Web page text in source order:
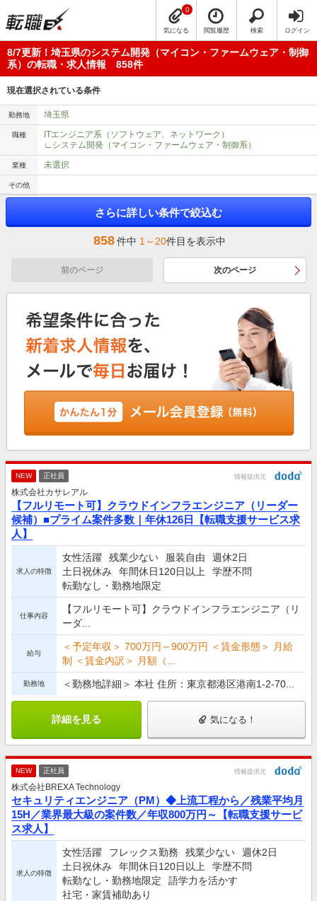
気になる
0
閲覧履歴 検索 ログイン
8/7更新！埼玉県のシステム開発（マイコン・ファームウェア・制御
系）の転職・求人情報 858件
現在選択されている条件
勤務地 埼玉県
職種
ITエンジニア系（ソフトウェア、ネットワーク）
∟システム開発（マイコン・ファームウェア・制御系）
業種 未選択
その他
さらに詳しい条件で絞込む
858件中 1～20件目を表示中
前のページ 次のページ
NEW 正社員 情報提供元
株式会社カサレアル
【フルリモート可】クラウドインフラエンジニア（リーダー
候補）■プライム案件多数｜年休126日【転職支援サービス求
人】
求人の特徴
女性活躍 残業少ない 服装自由
週休2日
土日祝休み
年間休日120日以上
学歴不問
転勤なし・勤務地限定
仕事内容
【フルリモート可】クラウドインフラエンジニア（リ
ーダ...
給与
＜予定年収＞ 700万円～900万円 ＜賃金形態＞ 月給
制 ＜賃金内訳＞ 月額（...
勤務地 ＜勤務地詳細＞ 本社 住所：東京都港区港南1-2-70...
詳細を見る 気になる！
NEW 正社員 情報提供元
株式会社BREXA Technology
セキュリティエンジニア（PM）◆上流工程から／残業平均月
15H／業界最大級の案件数／年収800万円～【転職支援サービ
ス求人】
求人の特徴
女性活躍 フレックス勤務 残業少ない
週休2日
土日祝休み
年間休日120日以上
学歴不問
転勤なし・勤務地限定
語学力を活かす
社宅・家賃補助あり